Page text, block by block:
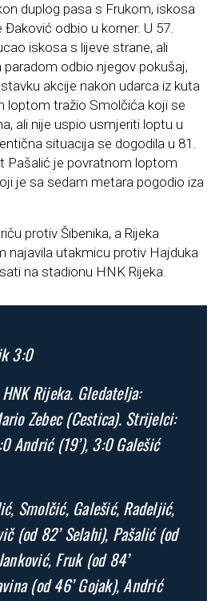
duplog pasa s Frukom, iskosa
Đaković odbio u korner. U 57.
iskosa s lijeve strane, ali
odbio njegov pokušaj,
akcije nakon udarca iz kuta
loptom tražio Smolčića koji se
ali nije uspio usmjeriti loptu u
situacija se dogodila u 81.
Pašalić je povratnom loptom
je sa sedam metara pogodio iza
protiv Šibenika, a Rijeka
najavila utakmicu protiv Hajduka
na stadionu HNK Rijeka.
3:0
Rijeka. Gledatelja:
Zebec (Cestica). Strijelci:
Andrić (19’), 3:0 Galešić
Smolčić, Galešić, Radeljić,
(od 82’ Selahi), Pašalić (od
Fruk (od 84’
(od 46’ Gojak), Andrić